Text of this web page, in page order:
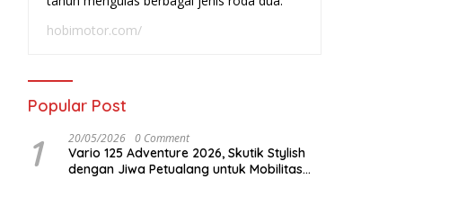
hobimotor.com/
Popular Post
1 20/05/2026 0 Comment
Vario 125 Adventure 2026, Skutik Stylish
dengan Jiwa Petualang untuk Mobilitas